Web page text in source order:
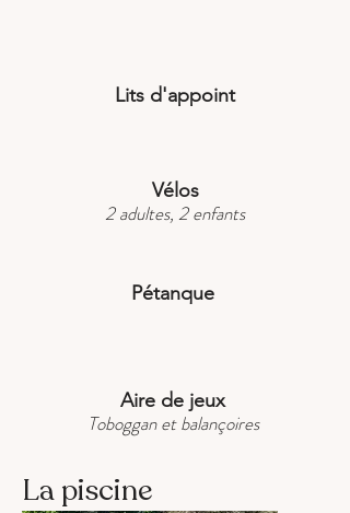
Lits d'appoint
Vélos
2 adultes, 2 enfants
Pétanque
Aire de jeux
Toboggan et balançoires
La piscine